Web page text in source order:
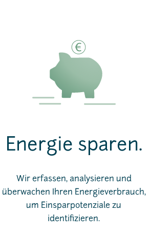
Energie sparen.
Wir erfassen, analysieren und
überwachen Ihren Energieverbrauch,
um Einsparpotenziale zu
identifizieren.